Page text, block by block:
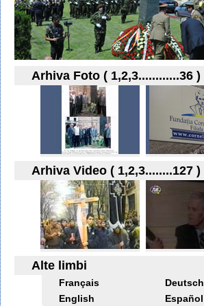
Arhiva Foto ( 1,2,3............36 )
Arhiva Video ( 1,2,3........127 )
Alte limbi
Français
Deutsch
English
Español